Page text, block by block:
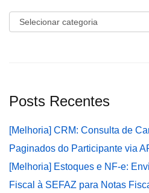
Categorias
Posts Recentes
[Melhoria] CRM: Consulta de
Paginados do Participante via
[Melhoria] Estoques e NF-e:
Fiscal à SEFAZ para Notas